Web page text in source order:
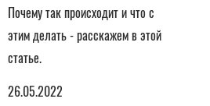
Почему так происходит и что с
этим делать - расскажем в этой
статье.
26.05.2022